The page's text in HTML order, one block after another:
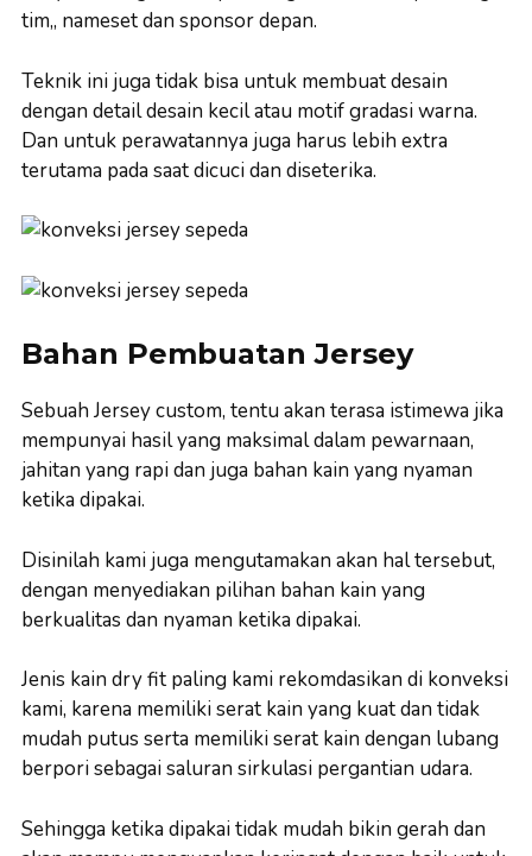
tim,, nameset dan sponsor depan.
Teknik ini juga tidak bisa untuk membuat desain
dengan detail desain kecil atau motif gradasi warna.
Dan untuk perawatannya juga harus lebih extra
terutama pada saat dicuci dan diseterika.
Bahan Pembuatan Jersey
Sebuah Jersey custom, tentu akan terasa istimewa jika
mempunyai hasil yang maksimal dalam pewarnaan,
jahitan yang rapi dan juga bahan kain yang nyaman
ketika dipakai.
Disinilah kami juga mengutamakan akan hal tersebut,
dengan menyediakan pilihan bahan kain yang
berkualitas dan nyaman ketika dipakai.
Jenis kain dry fit paling kami rekomdasikan di konveksi
kami, karena memiliki serat kain yang kuat dan tidak
mudah putus serta memiliki serat kain dengan lubang
berpori sebagai saluran sirkulasi pergantian udara.
Sehingga ketika dipakai tidak mudah bikin gerah dan